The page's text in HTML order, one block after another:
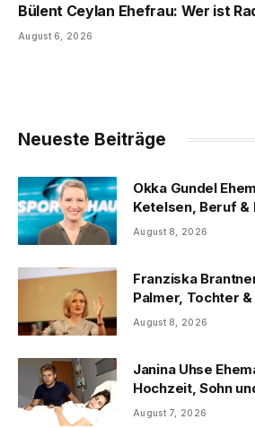
Bülent Ceylan Ehefrau: Wer ist
August 6, 2026
Neueste Beiträge
Okka Gundel
Ketelsen, Beruf &
August 8, 2026
Franziska
Palmer, Tochter
August 8, 2026
Janina Uhse
Hochzeit, Sohn
August 7, 2026